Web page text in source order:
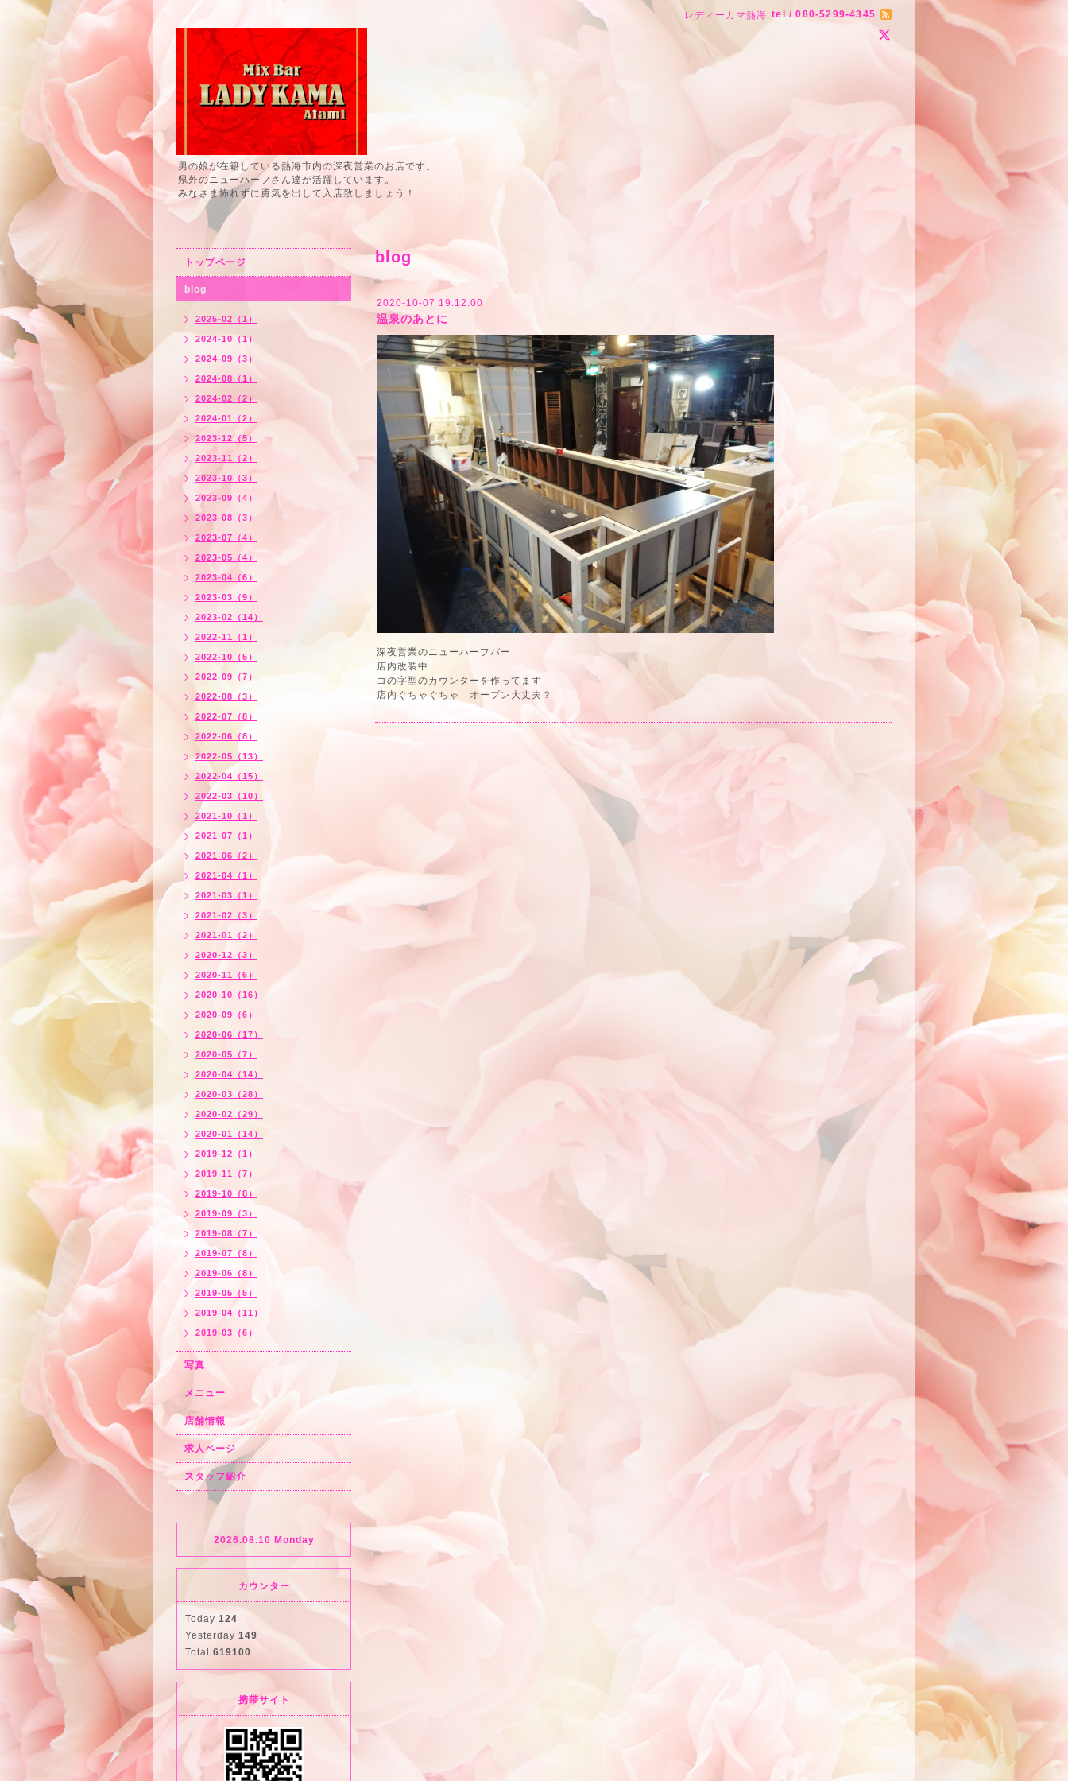
レディーカマ熱海 tel / 080-5299-4345
男の娘が在籍している熱海市内の深夜営業のお店です。
県外のニューハーフさん達が活躍しています。
みなさま怖れずに勇気を出して入店致しましょう！
blog
2020-10-07 19:12:00
温泉のあとに
深夜営業のニューハーフバー
店内改装中
コの字型のカウンターを作ってます
店内ぐちゃぐちゃ オープン大丈夫？
トップページ
blog
2025-02（1）
2024-10（1）
2024-09（3）
2024-08（1）
2024-02（2）
2024-01（2）
2023-12（5）
2023-11（2）
2023-10（3）
2023-09（4）
2023-08（3）
2023-07（4）
2023-05（4）
2023-04（6）
2023-03（9）
2023-02（14）
2022-11（1）
2022-10（5）
2022-09（7）
2022-08（3）
2022-07（8）
2022-06（8）
2022-05（13）
2022-04（15）
2022-03（10）
2021-10（1）
2021-07（1）
2021-06（2）
2021-04（1）
2021-03（1）
2021-02（3）
2021-01（2）
2020-12（3）
2020-11（6）
2020-10（16）
2020-09（6）
2020-06（17）
2020-05（7）
2020-04（14）
2020-03（28）
2020-02（29）
2020-01（14）
2019-12（1）
2019-11（7）
2019-10（8）
2019-09（3）
2019-08（7）
2019-07（8）
2019-06（8）
2019-05（5）
2019-04（11）
2019-03（6）
写真
メニュー
店舗情報
求人ページ
スタッフ紹介
2026.08.10 Monday
カウンター
Today 124
Yesterday 149
Total 619100
携帯サイト